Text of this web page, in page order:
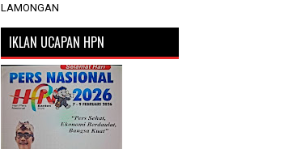
LAMONGAN
IKLAN UCAPAN HPN